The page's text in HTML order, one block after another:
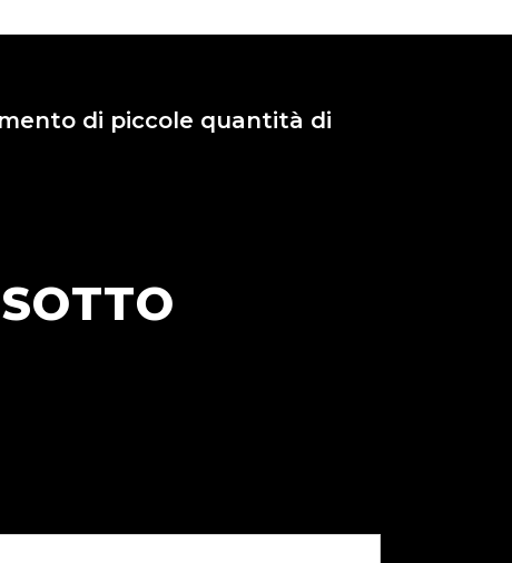
di piccole quantità di